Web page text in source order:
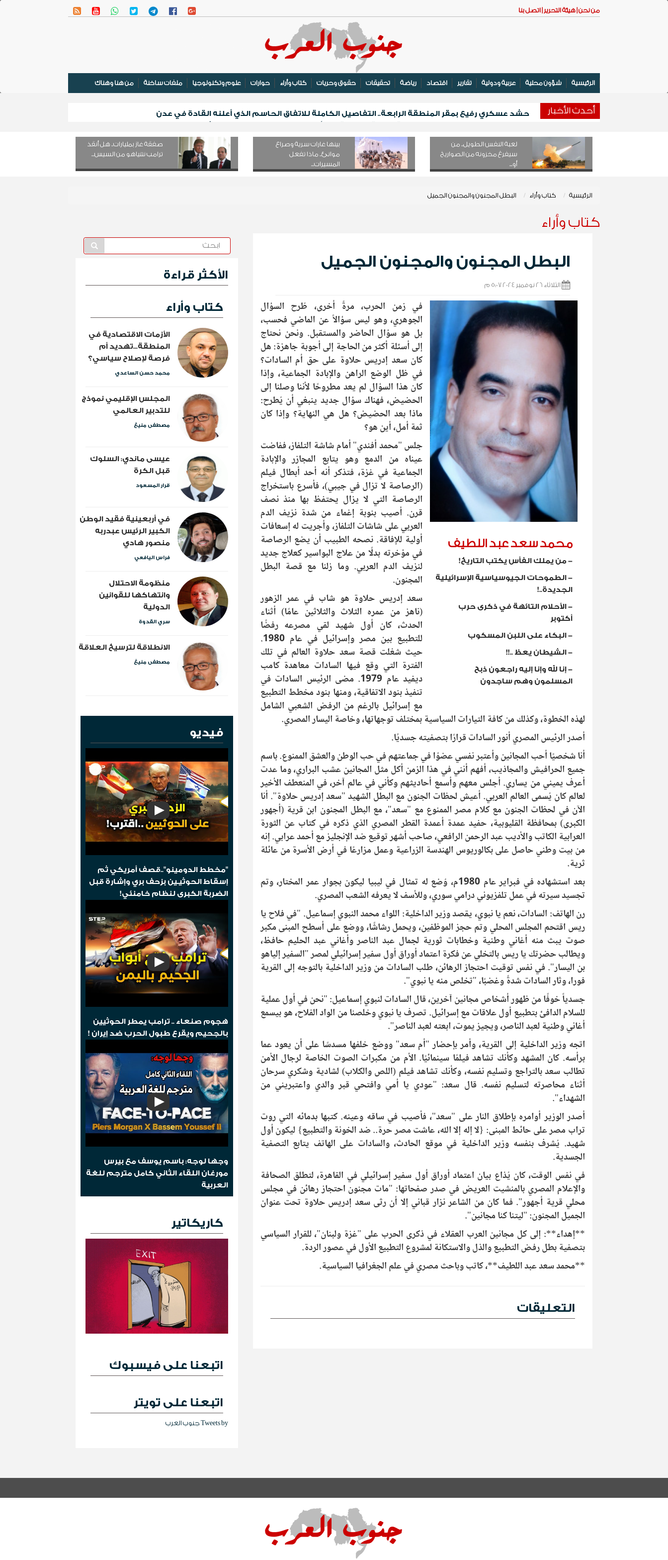
من نحن | هيئة التحرير | اتصل بنا
الرئيسية شؤون محلية عربية ودولية تقارير اقتصاد رياضة تحقيقات حقوق وحريات كتاب وأراء حوارات علوم وتكنولوجيا ملفات ساخنة من هنا وهناك
أحدث اﻷخبار
حشد عسكري رفيع بمقر المنطقة الرابعة.. التفاصيل الكاملة للاتفاق الحاسم الذي أعلنه القادة في عدن
انطلاق المخيم الصيفي الأول لتعزيز الهوية والتعريف بالتراث السقطري في قلنسية
بدعم كويتي .... تدشين مشروع لتوزيع ألف مكيف على الأسر النازحة والأشد احتياجًا في مأرب
لعبة النفس الطويل.. من
سيفرغ مخزونه من الصواريخ
أو...
بينها غارات سرية وصراع
موانئ.. ماذا تفعل
المسيرات...
صفقة غاز بمليارات.. هل أنقذ
ترامب نتنياهو من السيس...
الرئيسية كتاب وأراء البطل المجنون والمجنون الجميل
كتاب وأراء
البطل المجنون والمجنون الجميل
الثلاثاء 26 نوفمبر 2024 5:07 م
محمد سعد عبد اللطيف
-من يملك الفأس يكتب التاريخ!
-الطموحات الجيوسياسية الإسرائيلية
الجديدة..!
-الأحلام التائهة في ذكرى حرب
أكتوبر
-البكاء على اللبن المسكوب
-الشيطان يعظ ..!!
-إنا لله وإنا إليه راجعون ذبح
المسلمون وهم ساجدون
في زمن الحرب، مرةً أخرى، طُرح السؤال
الجوهري، وهو ليس سؤالاً عن الماضي فحسب،
بل هو سؤال الحاضر والمستقبل. ونحن نحتاج
إلى أسئلة أكثر من الحاجة إلى أجوبة جاهزة: هل
كان سعد إدريس حلاوة على حق أم السادات؟
في ظل الوضع الراهن والإبادة الجماعية، وإذا
كان هذا السؤال لم يعد مطروحًا لأننا وصلنا إلى
الحضيض، فهناك سؤال جديد ينبغي أن يُطرح:
ماذا بعد الحضيض؟ هل هي النهاية؟ وإذا كان
ثمة أمل، أين هو؟
جلس "محمد أفندي" أمام شاشة التلفاز، ففاضت
عيناه من الدمع وهو يتابع المجازر والإبادة
الجماعية في غزة، فتذكر أنه أحد أبطال فيلم
(الرصاصة لا تزال في جيبي)، فأسرع باستخراج
الرصاصة التي لا يزال يحتفظ بها منذ نصف
قرن. أصيب بنوبة إغماء من شدة نزيف الدم
العربي على شاشات التلفاز، وأجريت له إسعافات
أولية للإفاقة. نصحه الطبيب أن يضع الرصاصة
في مؤخرته بدلًا من علاج البواسير كعلاج جديد
لنزيف الدم العربي. وما زلنا مع قصة البطل
المجنون.
سعد إدريس حلاوة هو شاب في عمر الزهور
(ناهز من عمره الثلاث والثلاثين عامًا) أثناء
الحدث، كان أول شهيد لقي مصرعه رفضًا
للتطبيع بين مصر وإسرائيل في عام 1980.
حيث شغلت قصة سعد حلاوة العالم في تلك
الفترة التي وقع فيها السادات معاهدة كامب
ديفيد عام 1979. مضى الرئيس السادات في
تنفيذ بنود الاتفاقية، ومنها بنود مخطط التطبيع
مع إسرائيل بالرغم من الرفض الشعبي الشامل
لهذه الخطوة، وكذلك من كافة التيارات السياسية بمختلف توجهاتها، وخاصة اليسار المصري.
أصدر الرئيس المصري أنور السادات قرارًا بتصفيته جسديًا.
أنا شخصيًا أحب المجانين وأعتبر نفسي عضوًا في جماعتهم في حب الوطن والعشق الممنوع. باسم
جميع الحرافيش والمجاذيب، أفهم أنني في هذا الزمن أكل مثل المجانين عشب البراري، وما عدت
أعرف يميني من يساري. أجلس معهم وأسمع أحاديثهم وكأني في عالم آخر، في المنعطف الأخير
لعالم كان يُسمى العالم العربي. أعيش لحظات الجنون مع البطل الشهيد "سعد إدريس حلاوة". أنا
الآن في لحظات الجنون مع كلام مصر الممنوع مع "سعد"، مع البطل المجنون ابن قرية (أجهور
الكبرى) بمحافظة القليوبية، حفيد عمدة أعمدة القطر المصري الذي ذكره في كتاب عن الثورة
العرابية الكاتب والأديب عبد الرحمن الرافعي، صاحب أشهر توقيع ضد الإنجليز مع أحمد عرابي. إنه
من بيت وطني حاصل على بكالوريوس الهندسة الزراعية وعمل مزارعًا في أرض الأسرة من عائلة
ثرية.
بعد استشهاده في فبراير عام 1980م، وُضع له تمثال في ليبيا ليكون بجوار عمر المختار، وتم
تجسيد سيرته في عمل تلفزيوني درامي سوري، وللأسف لا يعرفه الشعب المصري.
رن الهاتف: السادات، نعم يا نبوي، يقصد وزير الداخلية: اللواء محمد النبوي إسماعيل. "في فلاح يا
ريس اقتحم المجلس المحلي وتم حجز الموظفين، ويحمل رشاشًا، ووضع على أسطح المبنى مكبر
صوت يبث منه أغاني وطنية وخطابات ثورية لجمال عبد الناصر وأغاني عبد الحليم حافظ،
ويطالب حضرتك يا ريس بالتخلي عن فكرة اعتماد أوراق أول سفير إسرائيلي لمصر "السفير إلياهو
بن اليسار". في نفس توقيت احتجاز الرهائن، طلب السادات من وزير الداخلية بالتوجه إلى القرية
فورا، وثار السادات شدةً وغضبًا، "تخلص منه يا نبوي".
جسدياً خوفًا من ظهور أشخاص مجانين آخرين، قال السادات لنبوي إسماعيل: "نحن في أول عملية
للسلام الدافئ بتطبيع أول علاقات مع إسرائيل. تصرف يا نبوي وخلصنا من الواد الفلاح، هو بيسمع
أغاني وطنية لعبد الناصر، ويجيز يموت، ابعته لعبد الناصر".
اتجه وزير الداخلية إلى القرية، وأمر بإحضار "أم سعد" ووضع خلفها مسدسًا على أن يعود عما
برأسه. كان المشهد وكأنك تشاهد فيلمًا سينمائيًا. الأم من مكبرات الصوت الخاصة لرجال الأمن
تطالب سعد بالتراجع وتسليم نفسه، وكأنك تشاهد فيلم (اللص والكلاب) لشادية وشكري سرحان
أثناء محاصرته لتسليم نفسه. قال سعد: "عودي يا أمي وافتحي قبر والدي واعتبريني من
الشهداء".
أصدر الوزير أوامره بإطلاق النار على "سعد"، فأصيب في ساقه وعينه. كتبها بدمائه التي روت
تراب مصر على حائط المبنى: {لا إله إلا الله، عاشت مصر حرة.. ضد الخونة والتطبيع} ليكون أول
شهيد. يُشرف بنفسه وزير الداخلية في موقع الحادث، والسادات على الهاتف يتابع التصفية
الجسدية.
في نفس الوقت، كان يُذاع بيان اعتماد أوراق أول سفير إسرائيلي في القاهرة، لتطلق الصحافة
والإعلام المصري بالمنشيت العريض في صدر صفحاتها: "مات مجنون احتجاز رهائن في مجلس
محلي قرية أجهور". فما كان من الشاعر نزار قباني إلا أن رثى سعد إدريس حلاوة تحت عنوان
الجميل المجنون: "ليتنا كنا مجانين".
**إهداء**: إلى كل مجانين العرب العقلاء في ذكرى الحرب على "غزة ولبنان"، للقرار السياسي
بتصفية بطل رفض التطبيع والذل والاستكانة لمشروع التطبيع الأول في عصور الردة.
**محمد سعد عبد اللطيف**، كاتب وباحث مصري في علم الجغرافيا السياسية.
التعليقات
الأكثر قراءة
كتاب وأراء
الأزمات الاقتصادية في
المنطقة...تهديد أم
فرصة لإصلاح سياسي؟
محمد حسن الساعدي
المجلس الإقليمي نموذج
للتدبير العالمي
مصطفى منيغ
عيسى ماندي: السلوك
قبل الكرة
قرار المسعود
​في أربعينية فقيد الوطن
الكبير الرئيس عبدربه
منصور هادي
فراس اليافعي
منظومة الاحتلال
وانتهاكها للقوانين
الدولية
سري القدوة
الانطلاقة لترسيخ العلاقة
مصطفى منيغ
فيديو
"مخطط الدومينو"..قصف أمريكي ثم
إسقاط الحوثيـين بزحف بري وإشارة قبل
الضربة الكبرى لنظام خامنئي!
هجوم صنعاء .. ترامب يمطر الحوثيين
بالجحيم ويقرع طبول الحرب ضد إيران !
وجها لوجه: باسم يوسف مع بيرس
مورغان اللقاء الثاني كامل مترجم للغة
العربية
كاريكاتير
اتبعنا على فيسبوك
اتبعنا على تويتر
Tweets by جنوب العرب